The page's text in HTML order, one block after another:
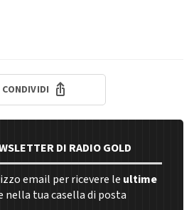
CONDIVIDI
DI RADIO GOLD
email per ricevere le ultime
tua casella di posta